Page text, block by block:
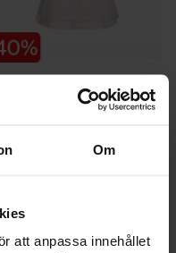
Om
att anpassa innehållet
Evienne S Voile Top